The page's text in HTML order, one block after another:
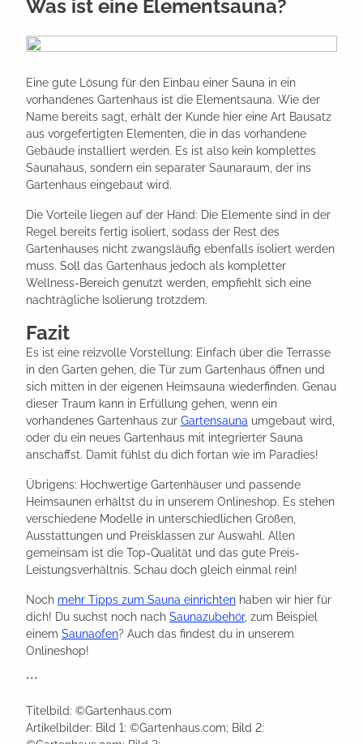
Was ist eine Elementsauna?
Eine gute Lösung für den Einbau einer Sauna in ein
vorhandenes Gartenhaus ist die Elementsauna. Wie der
Name bereits sagt, erhält der Kunde hier eine Art Bausatz
aus vorgefertigten Elementen, die in das vorhandene
Gebäude installiert werden. Es ist also kein komplettes
Saunahaus, sondern ein separater Saunaraum, der ins
Gartenhaus eingebaut wird.
Die Vorteile liegen auf der Hand: Die Elemente sind in der
Regel bereits fertig isoliert, sodass der Rest des
Gartenhauses nicht zwangsläufig ebenfalls isoliert werden
muss. Soll das Gartenhaus jedoch als kompletter
Wellness-Bereich genutzt werden, empfiehlt sich eine
nachträgliche Isolierung trotzdem.
Fazit
Es ist eine reizvolle Vorstellung: Einfach über die Terrasse
in den Garten gehen, die Tür zum Gartenhaus öffnen und
sich mitten in der eigenen Heimsauna wiederfinden. Genau
dieser Traum kann in Erfüllung gehen, wenn ein
vorhandenes Gartenhaus zur Gartensauna umgebaut wird,
oder du ein neues Gartenhaus mit integrierter Sauna
anschaffst. Damit fühlst du dich fortan wie im Paradies!
Übrigens: Hochwertige Gartenhäuser und passende
Heimsaunen erhältst du in unserem Onlineshop. Es stehen
verschiedene Modelle in unterschiedlichen Größen,
Ausstattungen und Preisklassen zur Auswahl. Allen
gemeinsam ist die Top-Qualität und das gute Preis-
Leistungsverhältnis. Schau doch gleich einmal rein!
Noch mehr Tipps zum Sauna einrichten haben wir hier für
dich! Du suchst noch nach Saunazubehör, zum Beispiel
einem Saunaofen? Auch das findest du in unserem
Onlineshop!
***
Titelbild: ©Gartenhaus.com
Artikelbilder: Bild 1: ©Gartenhaus.com; Bild 2: